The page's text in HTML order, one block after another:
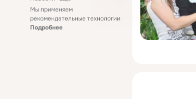
Мы применяем
рекомендательные технологии
Подробнее